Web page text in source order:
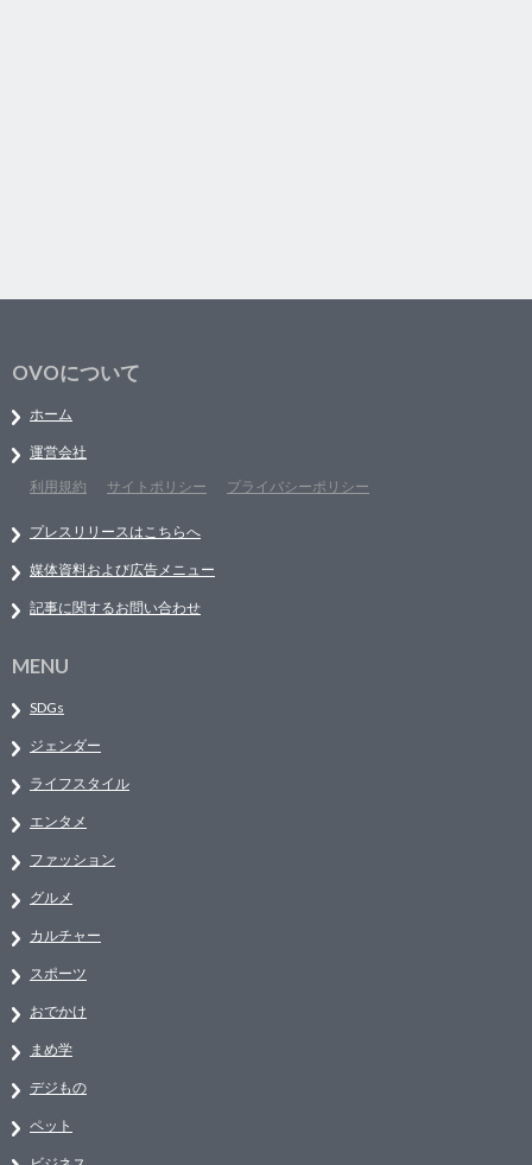
OVOについて
ホーム
運営会社
利用規約
サイトポリシー プライバシーポリシー
プレスリリースはこちらへ
媒体資料および広告メニュー
記事に関するお問い合わせ
MENU
SDGs
ジェンダー
ライフスタイル
エンタメ
ファッション
グルメ
カルチャー
スポーツ
おでかけ
まめ学
デジもの
ペット